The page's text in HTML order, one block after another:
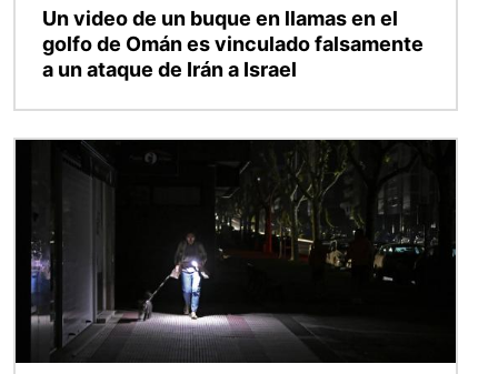
Un video de un buque en llamas en el
golfo de Omán es vinculado falsamente
a un ataque de Irán a Israel